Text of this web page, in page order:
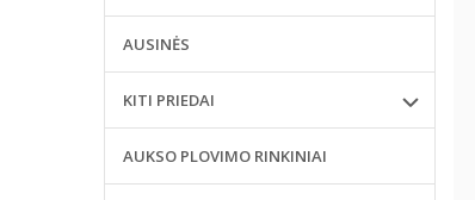
AUSINĖS
KITI PRIEDAI
AUKSO PLOVIMO RINKINIAI